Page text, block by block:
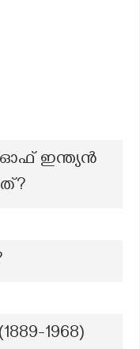
ഓഫ് ഇന്ത്യൻ
1968)